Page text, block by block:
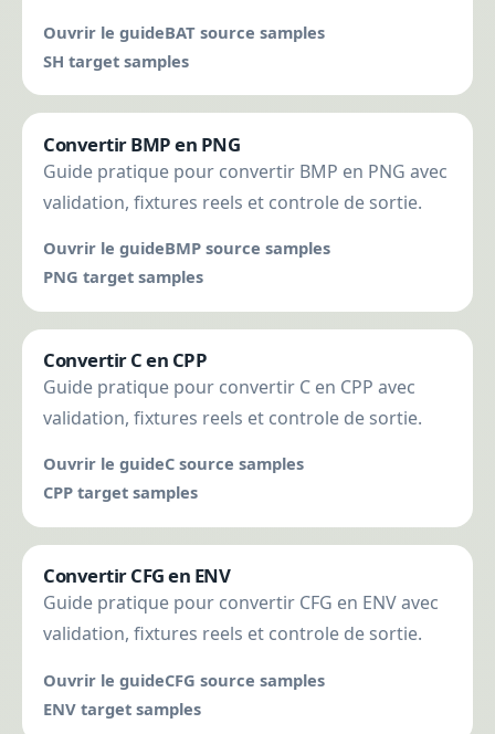
Ouvrir le guideBAT source samples
SH target samples
Convertir BMP en PNG
Guide pratique pour convertir BMP en PNG avec
validation, fixtures reels et controle de sortie.
Ouvrir le guideBMP source samples
PNG target samples
Convertir C en CPP
Guide pratique pour convertir C en CPP avec
validation, fixtures reels et controle de sortie.
Ouvrir le guideC source samples
CPP target samples
Convertir CFG en ENV
Guide pratique pour convertir CFG en ENV avec
validation, fixtures reels et controle de sortie.
Ouvrir le guideCFG source samples
ENV target samples